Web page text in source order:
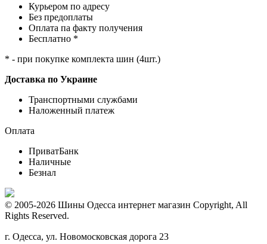
Курьером по адресу
Без предоплаты
Оплата па факту получения
Бесплатно *
* - при покупке комплекта шин (4шт.)
Доставка по Украине
Транспортными службами
Наложенный платеж
Оплата
ПриватБанк
Наличные
Безнал
© 2005-2026 Шины Одесса интернет магазин Copyright, All
Rights Reserved.
г. Одесса, ул. Новомосковская дорога 23